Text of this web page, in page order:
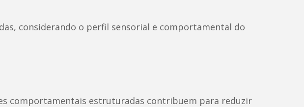
considerando o perfil sensorial e comportamental do
comportamentais estruturadas contribuem para reduzir